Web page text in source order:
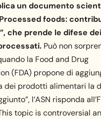
un documento
foods:
che prende le difese
Può non
la Food and Drug
(FDA) propone di
dei prodotti alimentari la
l’ASN risponda
topic is controversial